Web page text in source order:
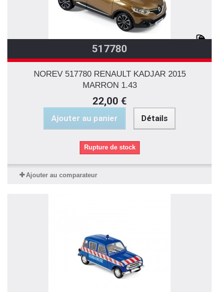
517780
NOREV 517780 RENAULT KADJAR 2015
MARRON 1.43
22,00 €
Ajouter au panier Détails
Rupture de stock
Ajouter au comparateur